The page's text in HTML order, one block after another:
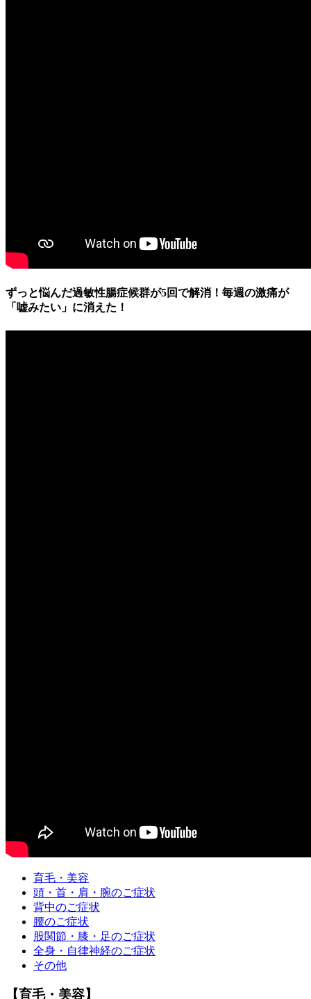
ずっと悩んだ過敏性腸症候群が5回で解消！毎週の激痛が
「嘘みたい」に消えた！
育毛・美容
頭・首・肩・腕のご症状
背中のご症状
腰のご症状
股関節・膝・足のご症状
全身・自律神経のご症状
その他
【育毛・美容】